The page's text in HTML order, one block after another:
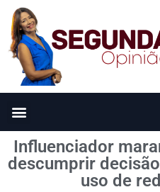
Influenciador
descumprir
uso de